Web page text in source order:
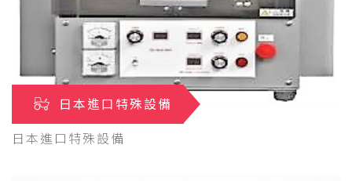
日本進口特殊設備
日本進口特殊設備